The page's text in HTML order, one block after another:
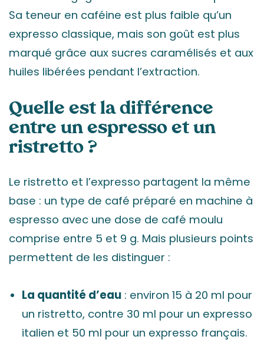
Sa teneur en caféine est plus faible qu’un
expresso classique, mais son goût est plus
marqué grâce aux sucres caramélisés et aux
huiles libérées pendant l’extraction.
Quelle est la différence
entre un espresso et un
ristretto ?
Le ristretto et l’expresso partagent la même
base : un type de café préparé en machine à
espresso avec une dose de café moulu
comprise entre 5 et 9 g. Mais plusieurs points
permettent de les distinguer :
La quantité d’eau : environ 15 à 20 ml pour
un ristretto, contre 30 ml pour un expresso
italien et 50 ml pour un expresso français.